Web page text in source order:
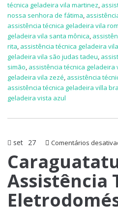
técnica geladeira vila martinez,
nossa senhora de fátima,
assistência técnica geladeira vila
geladeira vila santa mônica,
rita, assistência técnica geladeira
geladeira vila são judas tadeu,
simão, assistência técnica geladeira
geladeira vila zezé, assistência
assistência técnica geladeira villa
geladeira vista azul
set 27 Comentários
Assistência